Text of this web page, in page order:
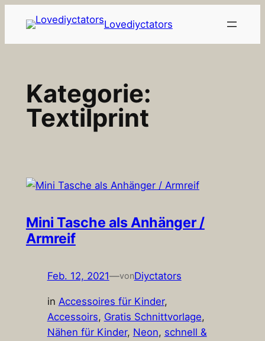
Inhalt
springen
Lovediyctators
Kategorie:
Textilprint
Mini Tasche als Anhänger /
Armreif
Feb. 12, 2021—vonDiyctators
in Accessoires für Kinder
Accessoirs, Gratis Schnittvorlage
Nähen für Kinder, Neon, schnell &